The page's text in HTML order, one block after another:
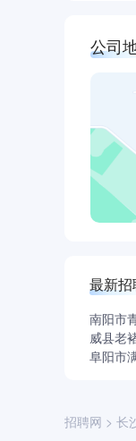
公司
最新招
南阳市
威县老
阜阳市
招聘网 > 长